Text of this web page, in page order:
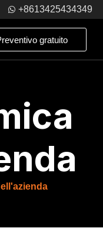
+8613425434349
gratuito